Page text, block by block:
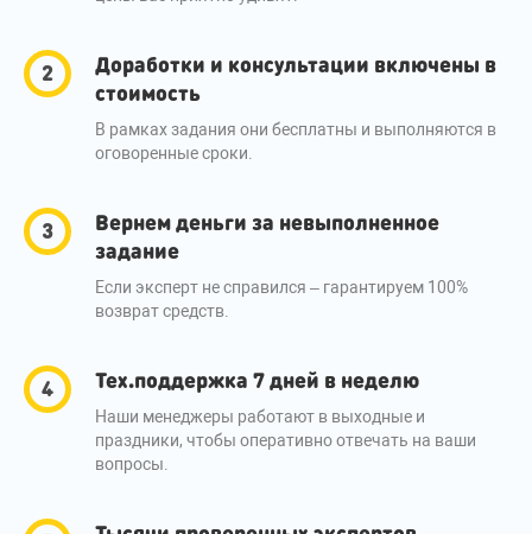
Доработки и консультации включены в
стоимость
В рамках задания они бесплатны и выполняются в
оговоренные сроки.
Вернем деньги за невыполненное
задание
Если эксперт не справился – гарантируем 100%
возврат средств.
Тех.поддержка 7 дней в неделю
Наши менеджеры работают в выходные и
праздники, чтобы оперативно отвечать на ваши
вопросы.